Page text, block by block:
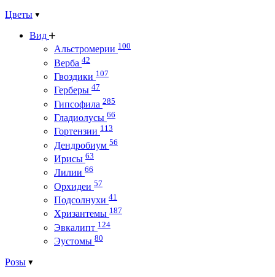
Цветы
Вид
Альстромерии 100
Верба 42
Гвоздики 107
Герберы 47
Гипсофила 285
Гладиолусы 66
Гортензии 113
Дендробиум 56
Ирисы 63
Лилии 66
Орхидеи 57
Подсолнухи 41
Хризантемы 187
Эвкалипт 124
Эустомы 80
Розы